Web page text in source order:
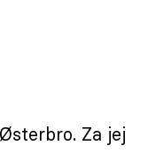
Za jej